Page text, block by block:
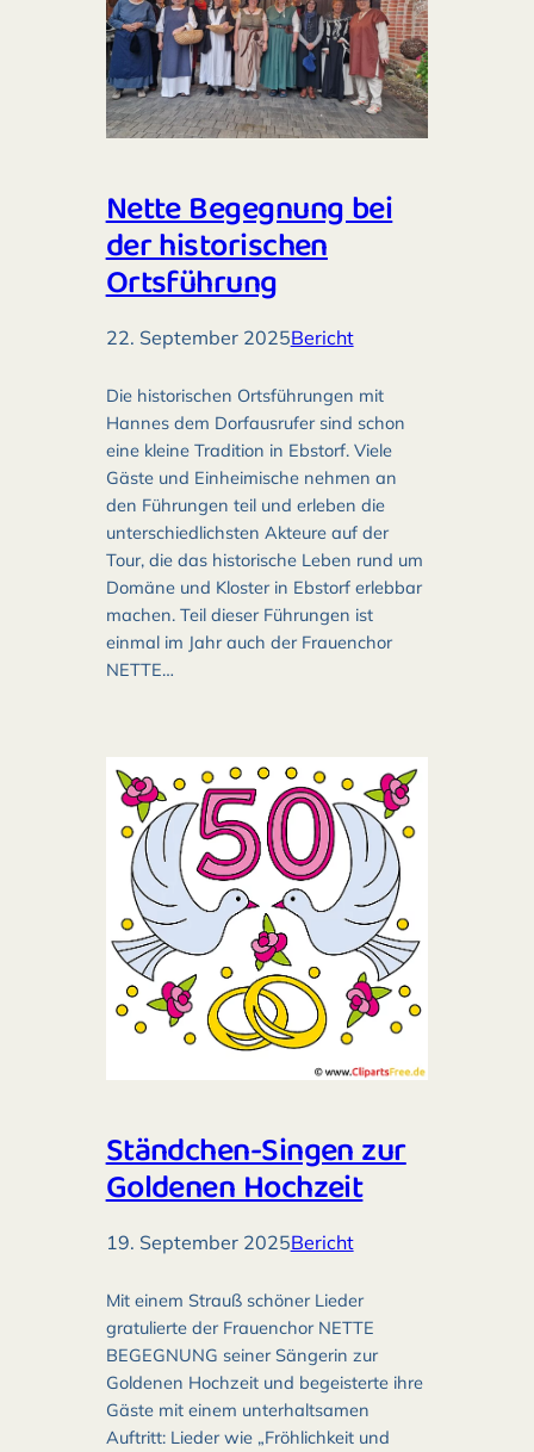
Nette Begegnung bei
der historischen
Ortsführung
22. September 2025Bericht
Die historischen Ortsführungen mit
Hannes dem Dorfausrufer sind schon
eine kleine Tradition in Ebstorf. Viele
Gäste und Einheimische nehmen an
den Führungen teil und erleben die
unterschiedlichsten Akteure auf der
Tour, die das historische Leben rund um
Domäne und Kloster in Ebstorf erlebbar
machen. Teil dieser Führungen ist
einmal im Jahr auch der Frauenchor
NETTE…
Ständchen-Singen zur
Goldenen Hochzeit
19. September 2025Bericht
Mit einem Strauß schöner Lieder
gratulierte der Frauenchor NETTE
BEGEGNUNG seiner Sängerin zur
Goldenen Hochzeit und begeisterte ihre
Gäste mit einem unterhaltsamen
Auftritt: Lieder wie „Fröhlichkeit und